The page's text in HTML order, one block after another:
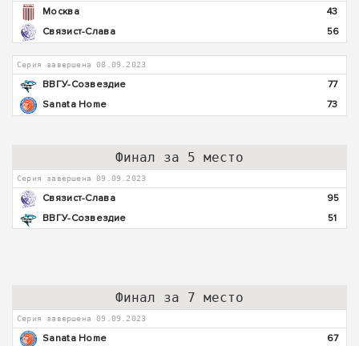
Москва
43
Связист-Слава
56
Серия завершена 08.09.2023
ВВГУ-Созвездие
77
Sanata Home
73
Финал за 5 место
Серия завершена 09.09.2023
Связист-Слава
95
ВВГУ-Созвездие
51
Финал за 7 место
Серия завершена 09.09.2023
Sanata Home
67